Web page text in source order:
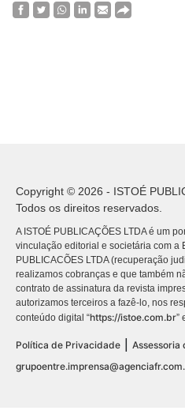
Copyright © 2026 - ISTOÉ
Todos os direitos reservados.
A ISTOÉ PUBLICAÇÕES LTDA é um
vinculação editorial e societária com a
PUBLICACÕES LTDA (recuperação
realizamos cobranças e que também
contrato de assinatura da revista
autorizamos terceiros a fazê-lo, nos
conteúdo digital “https://istoe.com.br”
Política de Privacidade
Assessoria